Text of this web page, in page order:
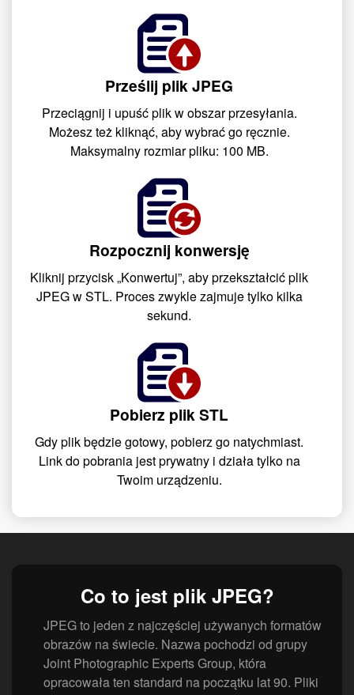
Prześlij plik JPEG
Przeciągnij i upuść plik w obszar przesyłania.
Możesz też kliknąć, aby wybrać go ręcznie.
Maksymalny rozmiar pliku: 100 MB.
Rozpocznij konwersję
Kliknij przycisk „Konwertuj”, aby przekształcić plik
JPEG w STL. Proces zwykle zajmuje tylko kilka
sekund.
Pobierz plik STL
Gdy plik będzie gotowy, pobierz go natychmiast.
Link do pobrania jest prywatny i działa tylko na
Twoim urządzeniu.
Co to jest plik JPEG?
JPEG to jeden z najczęściej używanych formatów
obrazów na świecie. Nazwa pochodzi od grupy
Joint Photographic Experts Group, która
opracowała ten standard na początku lat 90. Pliki